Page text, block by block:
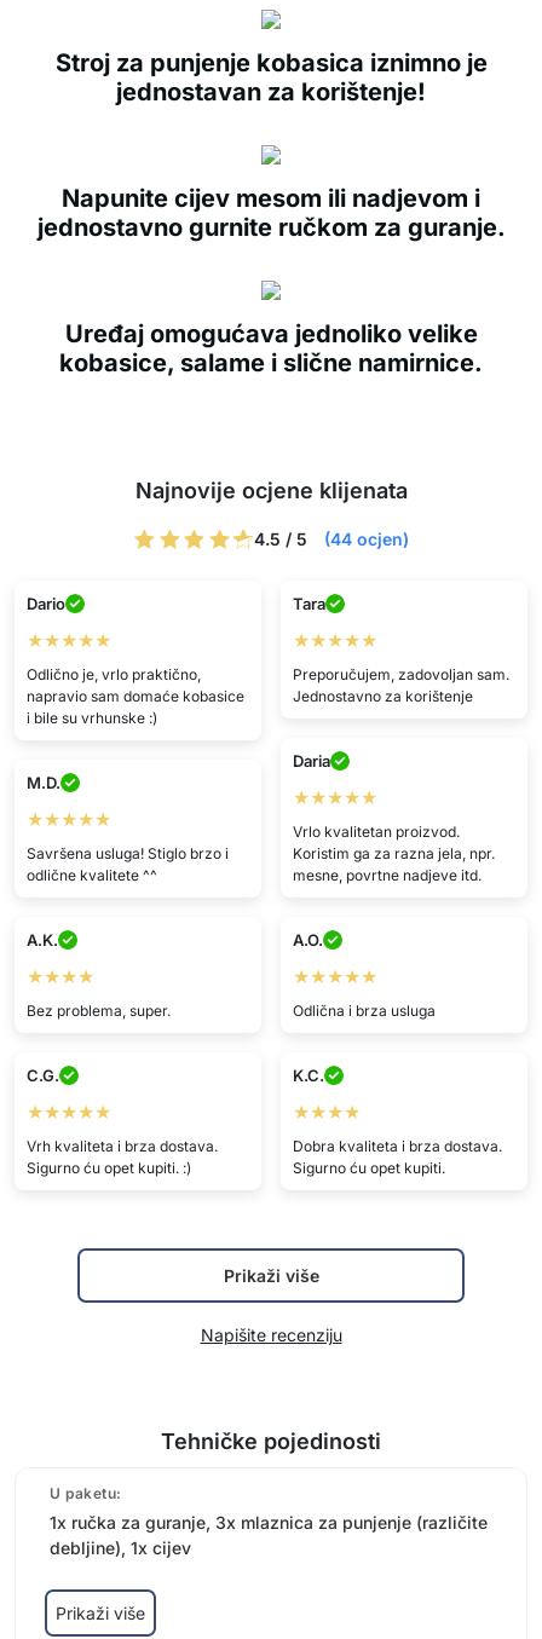
Stroj za punjenje kobasica iznimno je
jednostavan za korištenje!
Napunite cijev mesom ili nadjevom i
jednostavno gurnite ručkom za guranje.
Uređaj omogućava jednoliko velike
kobasice, salame i slične namirnice.
Najnovije ocjene klijenata
4.5 / 5 (44 ocjen)
Dario
★★★★★
Odlično je, vrlo praktično,
napravio sam domaće kobasice
i bile su vrhunske :)
Tara
★★★★★
Preporučujem, zadovoljan sam.
Jednostavno za korištenje
Daria
★★★★★
Vrlo kvalitetan proizvod.
Koristim ga za razna jela, npr.
mesne, povrtne nadjeve itd.
M.D.
★★★★★
Savršena usluga! Stiglo brzo i
odlične kvalitete ^^
A.K.
★★★★
Bez problema, super.
A.O.
★★★★★
Odlična i brza usluga
C.G.
★★★★★
Vrh kvaliteta i brza dostava.
Sigurno ću opet kupiti. :)
K.C.
★★★★
Dobra kvaliteta i brza dostava.
Sigurno ću opet kupiti.
Prikaži više
Napišite recenziju
Tehničke pojedinosti
U paketu:
1x ručka za guranje, 3x mlaznica za punjenje (različite
debljine), 1x cijev
Prikaži više